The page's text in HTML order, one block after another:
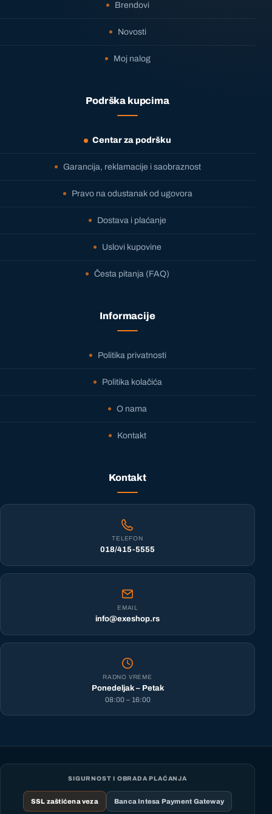
Brendovi
Novosti
Moj nalog
Podrška kupcima
Centar za podršku
Garancija, reklamacije i saobraznost
Pravo na odustanak od ugovora
Dostava i plaćanje
Uslovi kupovine
Česta pitanja (FAQ)
Informacije
Politika privatnosti
Politika kolačića
O nama
Kontakt
Kontakt
TELEFON
018/415-5555
EMAIL
info@exeshop.rs
RADNO VREME
Ponedeljak – Petak
08:00 – 16:00
SIGURNOST I OBRADA PLAĆANJA
SSL zaštićena veza Banca Intesa Payment Gateway